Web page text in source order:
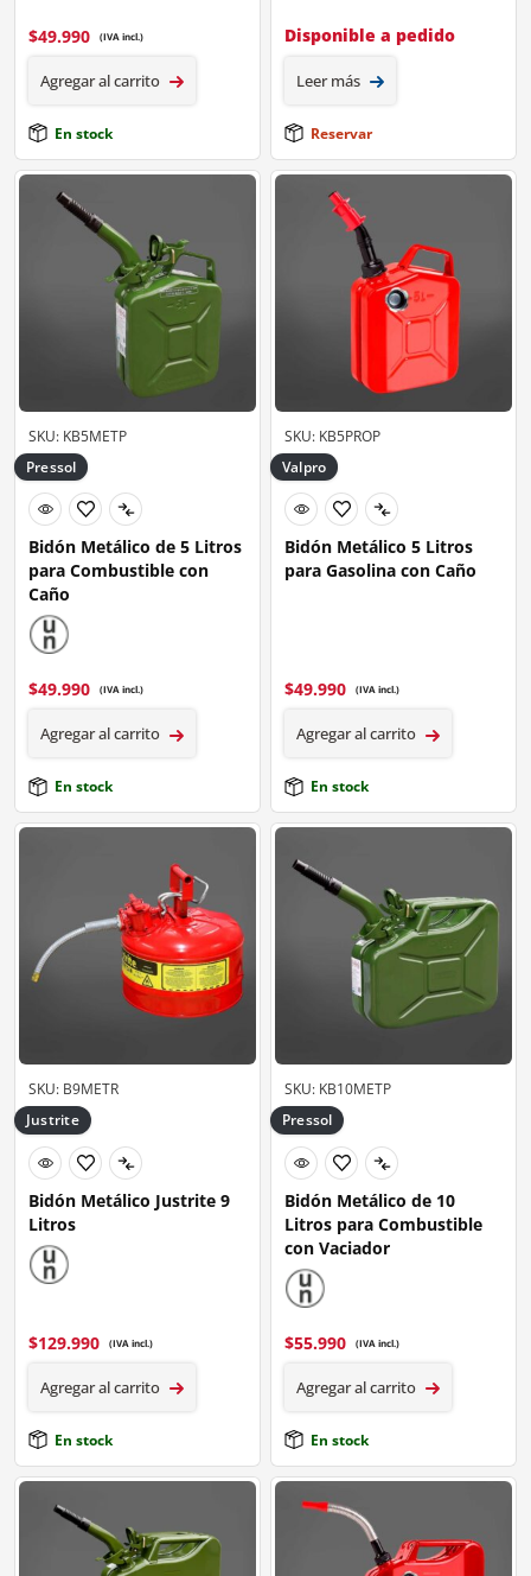
$49.990 (IVA incl.)
Agregar al carrito
En stock
Disponible a pedido
Leer más
Reservar
SKU: KB5METP
Pressol
Bidón Metálico de 5 Litros
para Combustible con
Caño
$49.990 (IVA incl.)
Agregar al carrito
En stock
SKU: KB5PROP
Valpro
Bidón Metálico 5 Litros
para Gasolina con Caño
$49.990 (IVA incl.)
Agregar al carrito
En stock
SKU: B9METR
Justrite
Bidón Metálico Justrite 9
Litros
$129.990 (IVA incl.)
Agregar al carrito
En stock
SKU: KB10METP
Pressol
Bidón Metálico de 10
Litros para Combustible
con Vaciador
$55.990 (IVA incl.)
Agregar al carrito
En stock